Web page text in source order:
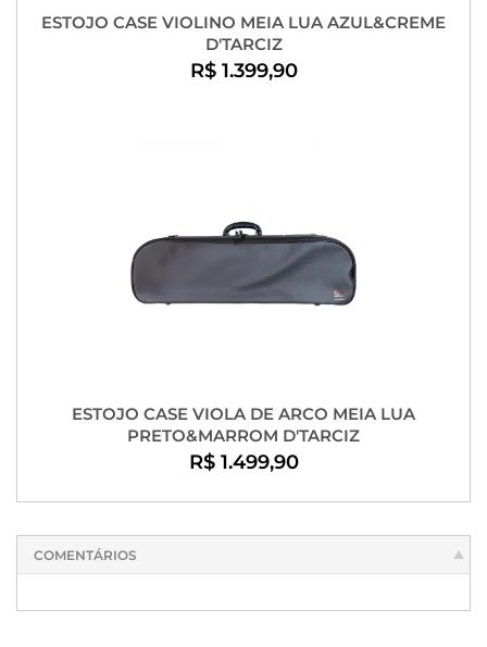
ESTOJO CASE VIOLINO MEIA LUA AZUL&CREME
D'TARCIZ
R$ 1.399,90
ESTOJO CASE VIOLA DE ARCO MEIA LUA
PRETO&MARROM D'TARCIZ
R$ 1.499,90
COMENTÁRIOS